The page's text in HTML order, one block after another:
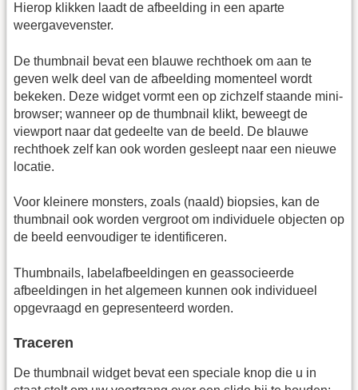
Hierop klikken laadt de afbeelding in een aparte
weergavevenster.
De thumbnail bevat een blauwe rechthoek om aan te
geven welk deel van de afbeelding momenteel wordt
bekeken. Deze widget vormt een op zichzelf staande mini-
browser; wanneer op de thumbnail klikt, beweegt de
viewport naar dat gedeelte van de beeld. De blauwe
rechthoek zelf kan ook worden gesleept naar een nieuwe
locatie.
Voor kleinere monsters, zoals (naald) biopsies, kan de
thumbnail ook worden vergroot om individuele objecten op
de beeld eenvoudiger te identificeren.
Thumbnails, labelafbeeldingen en geassocieerde
afbeeldingen in het algemeen kunnen ook individueel
opgevraagd en gepresenteerd worden.
Traceren
De thumbnail widget bevat een speciale knop die u in